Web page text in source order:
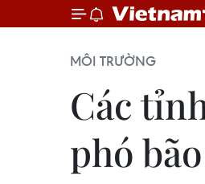
MÔI TRƯỜNG
Các
phó